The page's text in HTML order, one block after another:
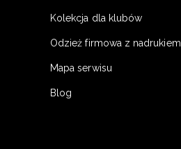
Kolekcja dla klubów
Odzież firmowa z nadrukiem
Mapa serwisu
Blog